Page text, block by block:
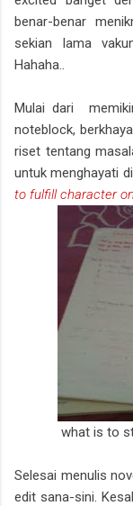
benar-benar
sekian lama
Hahaha..
Mulai dari
noteblock,
riset tentang
untuk menghayati
to fulfill character
what is to
Selesai menulis
edit sana-sini.